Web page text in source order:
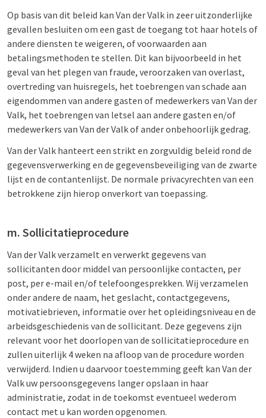
Op basis van dit beleid kan Van der Valk in zeer uitzonderlijke
gevallen besluiten om een gast de toegang tot haar hotels of
andere diensten te weigeren, of voorwaarden aan
betalingsmethoden te stellen. Dit kan bijvoorbeeld in het
geval van het plegen van fraude, veroorzaken van overlast,
overtreding van huisregels, het toebrengen van schade aan
eigendommen van andere gasten of medewerkers van Van der
Valk, het toebrengen van letsel aan andere gasten en/of
medewerkers van Van der Valk of ander onbehoorlijk gedrag.
Van der Valk hanteert een strikt en zorgvuldig beleid rond de
gegevensverwerking en de gegevensbeveiliging van de zwarte
lijst en de contantenlijst. De normale privacyrechten van een
betrokkene zijn hierop onverkort van toepassing.
m. Sollicitatieprocedure
Van der Valk verzamelt en verwerkt gegevens van
sollicitanten door middel van persoonlijke contacten, per
post, per e-mail en/of telefoongesprekken. Wij verzamelen
onder andere de naam, het geslacht, contactgegevens,
motivatiebrieven, informatie over het opleidingsniveau en de
arbeidsgeschiedenis van de sollicitant. Deze gegevens zijn
relevant voor het doorlopen van de sollicitatieprocedure en
zullen uiterlijk 4 weken na afloop van de procedure worden
verwijderd. Indien u daarvoor toestemming geeft kan Van der
Valk uw persoonsgegevens langer opslaan in haar
administratie, zodat in de toekomst eventueel wederom
contact met u kan worden opgenomen.